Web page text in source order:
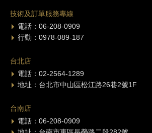
技術及訂單服務專線
電話：06-208-0909
行動：0978-089-187
台北店
電話：02-2564-1289
地址：台北市中山區松江路26巷2號1F
台南店
電話：06-208-0909